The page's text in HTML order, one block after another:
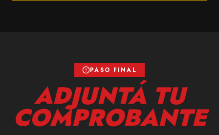
PASO FINAL
ADJUNTÁ TU
COMPROBANTE